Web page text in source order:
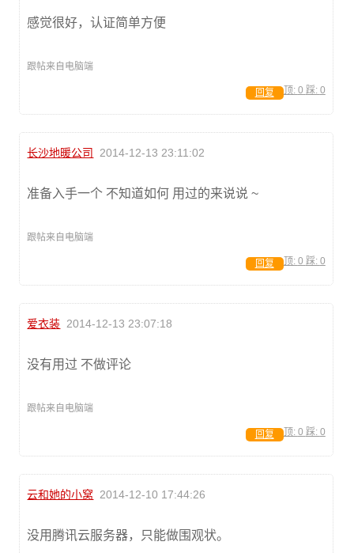
感觉很好，认证简单方便
跟帖来自电脑端
顶: 0 踩: 0
回复
长沙地暖公司 2014-12-13 23:11:02
准备入手一个 不知道如何 用过的来说说 ~
跟帖来自电脑端
顶: 0 踩: 0
回复
爱衣装 2014-12-13 23:07:18
没有用过 不做评论
跟帖来自电脑端
顶: 0 踩: 0
回复
云和她的小窝 2014-12-10 17:44:26
没用腾讯云服务器，只能做围观状。